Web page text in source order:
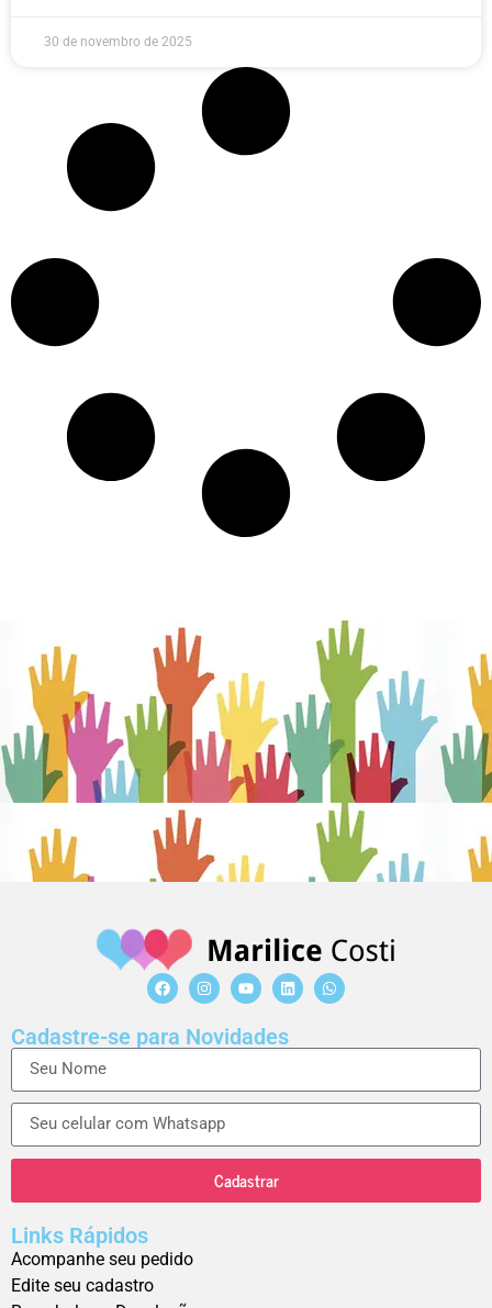
30 de novembro de 2025
Cadastre-se para Novidades
Cadastrar
Links Rápidos
Acompanhe seu pedido
Edite seu cadastro